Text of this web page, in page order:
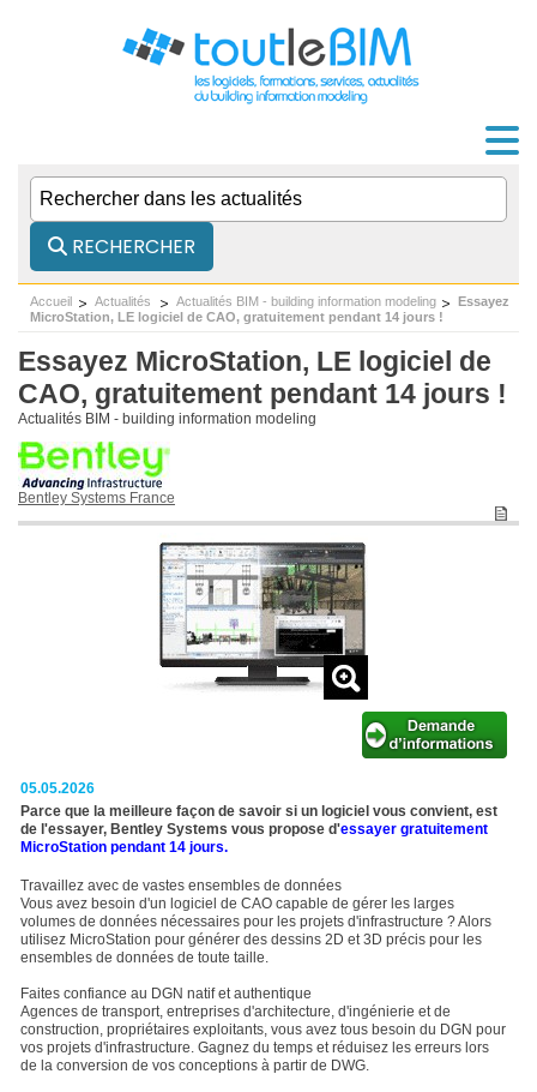
RECHERCHER
Accueil Actualités Actualités BIM - building information modeling
Essayez
MicroStation, LE logiciel de CAO, gratuitement pendant 14 jours !
Essayez MicroStation, LE logiciel de
CAO, gratuitement pendant 14 jours !
Actualités BIM - building information modeling
Bentley Systems France
05.05.2026
Parce que la meilleure façon de savoir si un logiciel vous convient, est
de l'essayer, Bentley Systems vous propose d'essayer gratuitement
MicroStation pendant 14 jours.
Travaillez avec de vastes ensembles de données
Vous avez besoin d'un logiciel de CAO capable de gérer les larges
volumes de données nécessaires pour les projets d'infrastructure ? Alors
utilisez MicroStation pour générer des dessins 2D et 3D précis pour les
ensembles de données de toute taille.
Faites confiance au DGN natif et authentique
Agences de transport, entreprises d'architecture, d'ingénierie et de
construction, propriétaires exploitants, vous avez tous besoin du DGN pour
vos projets d'infrastructure. Gagnez du temps et réduisez les erreurs lors
de la conversion de vos conceptions à partir de DWG.